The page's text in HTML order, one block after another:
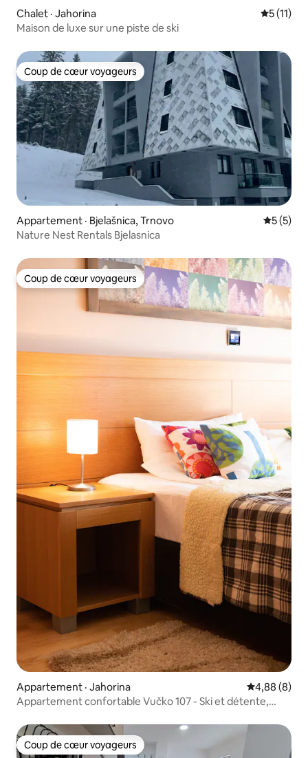
Chalet · Jahorina Note
5 (11)
Maison de luxe sur une piste de ski
Coup de cœur voyageurs
Coup de cœur voyageurs
Appartement · Bjelašnica, Trnovo Note
5 (5)
Nature Nest Rentals Bjelasnica
Coup de cœur voyageurs
Coup de cœur voyageurs
Appartement · Jahorina Note
4,88 (8)
Appartement confortable Vučko 107 - Ski et détente,
Coup de cœur voyageurs
Coup de cœur voyageurs